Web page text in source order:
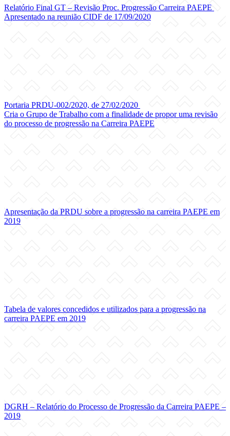
Relatório Final GT – Revisão Proc. Progressão Carreira PAEPE
Apresentado na reunião CIDF de 17/09/2020
Portaria PRDU-002/2020, de 27/02/2020
Cria o Grupo de Trabalho com a finalidade de propor uma revisão
do processo de progressão na Carreira PAEPE
Apresentação da PRDU sobre a progressão na carreira PAEPE em
2019
Tabela de valores concedidos e utilizados para a progressão na
carreira PAEPE em 2019
DGRH – Relatório do Processo de Progressão da Carreira PAEPE –
2019